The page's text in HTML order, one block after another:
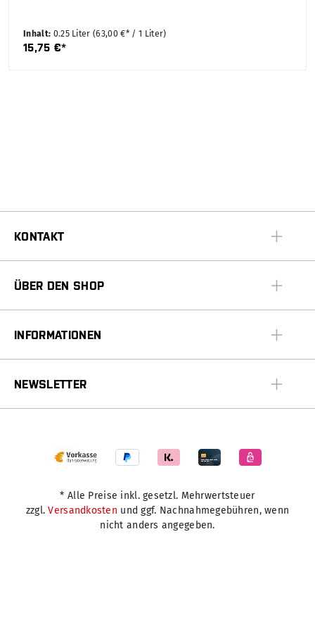
Inhalt: 0.25 Liter(63,00 €* / 1 Liter)
15,75 €*
KONTAKT
ÜBER DEN SHOP
INFORMATIONEN
NEWSLETTER
* Alle Preise inkl. gesetzl. Mehrwertsteuer
zzgl.Versandkosten und ggf. Nachnahmegebühren, wenn
nicht anders angegeben.